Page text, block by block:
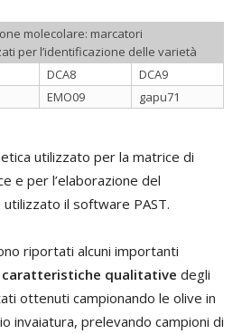
molecolare: marcatori
per l’identificazione delle varietà
DCA8
DCA9
EMO09 gapu71
utilizzato per la matrice di
e per l’elaborazione del
il software PAST.
riportati alcuni importanti
qualitative degli
ottenuti campionando le olive in
invaiatura, prelevando campioni di